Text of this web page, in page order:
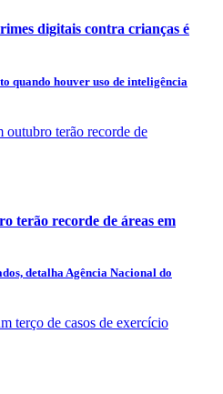
digitais contra crianças é
quando houver uso de inteligência
terão recorde de áreas em
detalha Agência Nacional do